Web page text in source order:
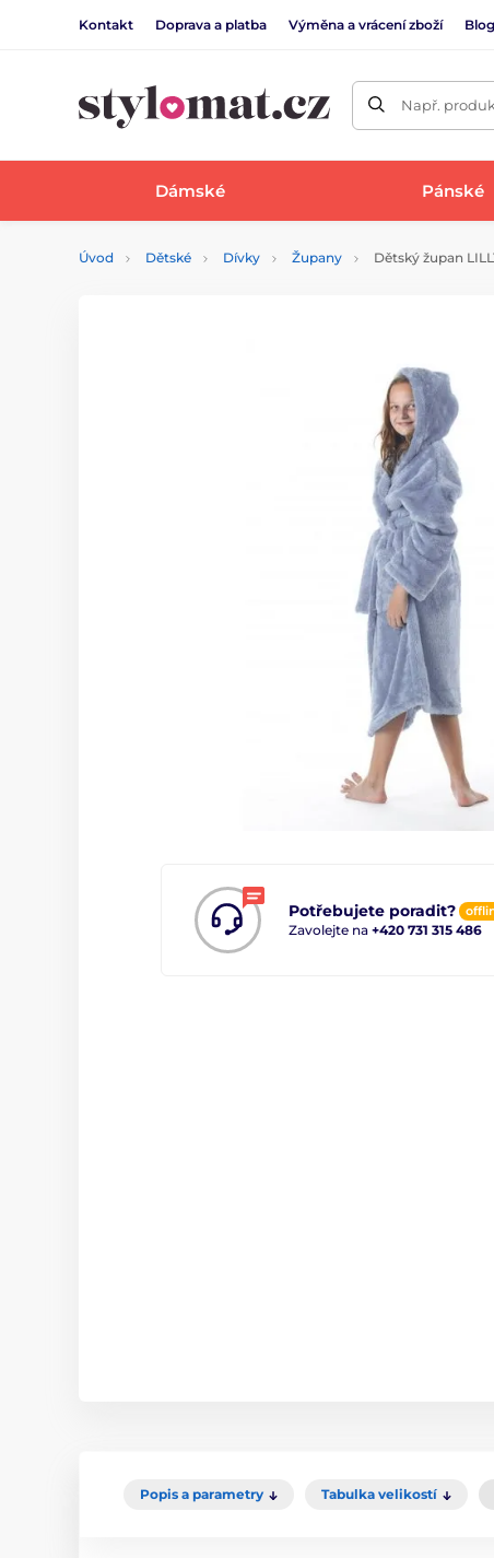
Kontakt Doprava a platba Výměna a vrácení zboží Blog
Např.
Dámské Pánské
Úvod Dětské Dívky Župany Dětský župan
Potřebujete poradit?
Zavolejte na +420 731 315 486
Popis a parametry Tabulka velikostí